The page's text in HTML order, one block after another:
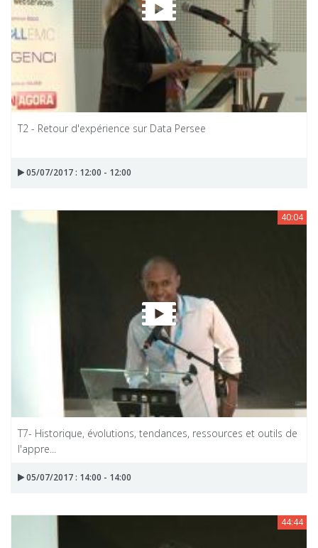
T2 - Retour d'expérience sur Data Persee
05/07/2017 : 12:00 - 12:00
40:04
T7- Historique, évolutions, tendances, ressources et outils de
l'appre...
05/07/2017 : 14:00 - 14:00
44:44